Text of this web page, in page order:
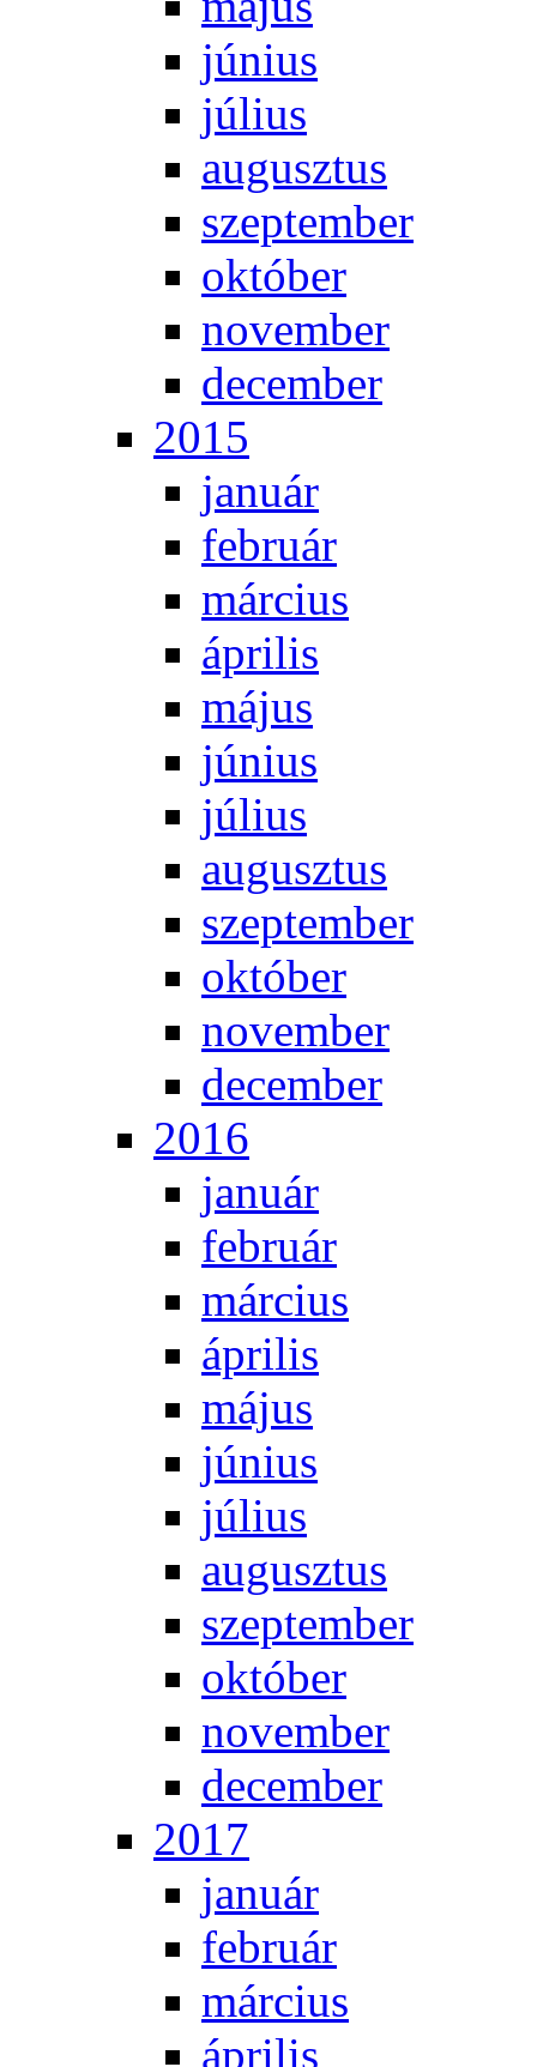
jú­ni­us
jú­li­us
au­gusz­tus
szep­tem­ber
ok­tó­ber
no­vem­ber
de­cem­ber
2015
ja­nu­ár
feb­ru­ár
már­ci­us
áp­ri­lis
má­jus
jú­ni­us
jú­li­us
au­gusz­tus
szep­tem­ber
ok­tó­ber
no­vem­ber
de­cem­ber
2016
ja­nu­ár
feb­ru­ár
már­ci­us
áp­ri­lis
má­jus
jú­ni­us
jú­li­us
au­gusz­tus
szep­tem­ber
ok­tó­ber
no­vem­ber
de­cem­ber
2017
ja­nu­ár
feb­ru­ár
már­ci­us
áp­ri­lis